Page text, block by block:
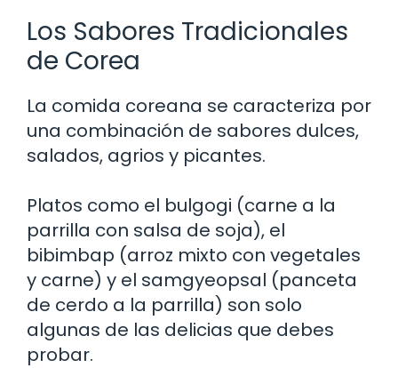
Los Sabores Tradicionales
de Corea
La comida coreana se caracteriza por
una combinación de sabores dulces,
salados, agrios y picantes.
Platos como el bulgogi (carne a la
parrilla con salsa de soja), el
bibimbap (arroz mixto con vegetales
y carne) y el samgyeopsal (panceta
de cerdo a la parrilla) son solo
algunas de las delicias que debes
probar.